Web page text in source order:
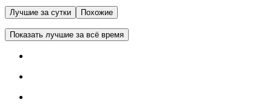
Лучшие за сутки Похожие
Показать лучшие за всё время